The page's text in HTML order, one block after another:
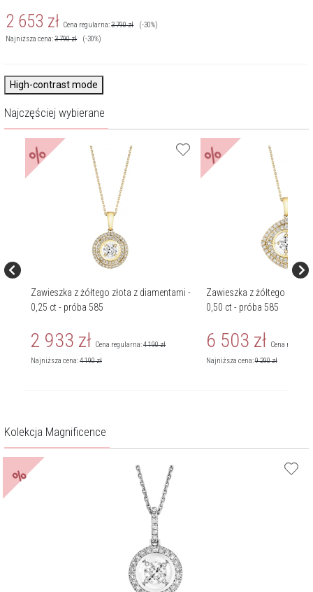
2 653 zł Cena regularna:3 790zł
(-30%)
Najniższa cena:3 790zł (-30%)
High-contrast mode
Najczęściej wybierane
%
Zawieszka z żółtego złota z diamentami -
0,25 ct - próba 585
2 933 zł Cena regularna:4 190zł
Najniższa cena:4 190zł
%
Zawieszka z żółtego złota
0,50 ct - próba 585
6 503 zł Cena
Najniższa cena:9 290zł
Kolekcja Magnificence
%